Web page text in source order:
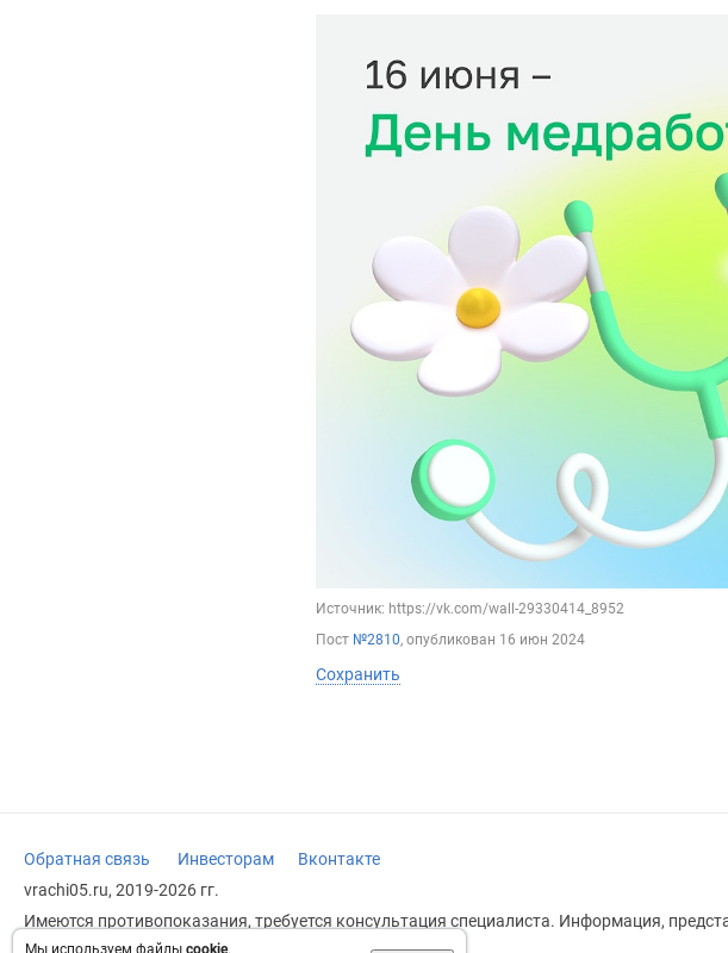
Мы используем файлы cookie.
Источник: https://vk.com/wall-29330414_8952
Пост №2810, опубликован 16 июн 2024
Сохранить
Обратная связь Инвесторам
Вконтакте
vrachi05.ru, 2019-2026 гг.
Имеются противопоказания, требуется консультация специалиста. Информация,
заменяет прием врача.